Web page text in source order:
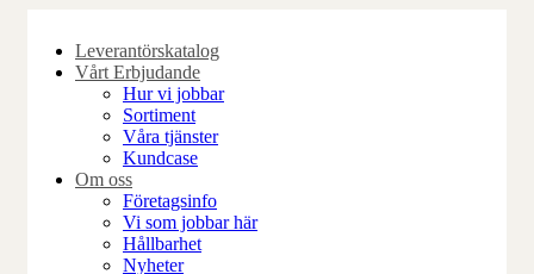
content
Leverantörskatalog
Vårt Erbjudande
Hur vi jobbar
Sortiment
Våra tjänster
Kundcase
Om oss
Företagsinfo
Vi som jobbar här
Hållbarhet
Nyheter